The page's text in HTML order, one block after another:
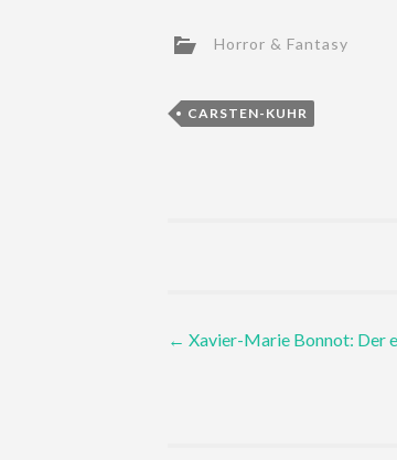
Horror & Fantasy
CARSTEN-KUHR
Post
← Xavier-Marie Bonnot: Der